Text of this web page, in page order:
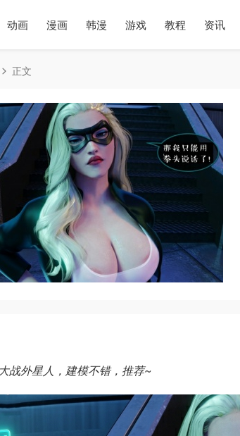
动画 漫画 韩漫 游戏 教程 资讯
正文
战外星人，建模不错，推荐~